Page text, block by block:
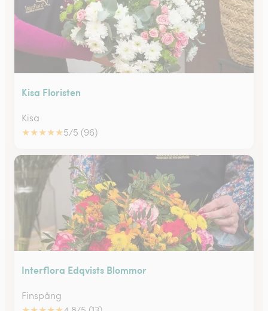
Kisa Floristen
Kisa
★★★★★5/5 (96)
Interflora Edqvists Blommor
Finspång